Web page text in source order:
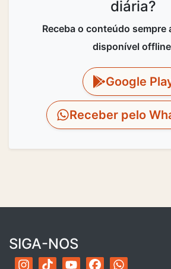
diária?
Receba o conteúdo sempre
disponível
Google
Receber pelo
SIGA-NOS